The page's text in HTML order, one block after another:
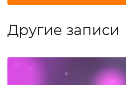
Другие записи